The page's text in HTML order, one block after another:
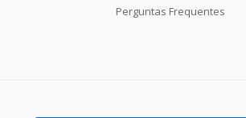
Perguntas Frequentes